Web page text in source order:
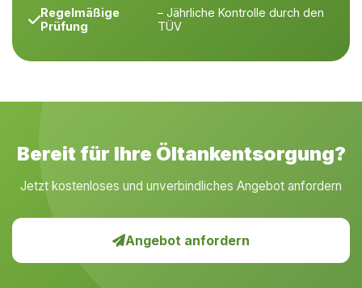
Regelmäßige
Prüfung
– Jährliche Kontrolle durch den
TÜV
Bereit für Ihre Öltankentsorgung?
Jetzt kostenloses und unverbindliches Angebot anfordern
Angebot anfordern